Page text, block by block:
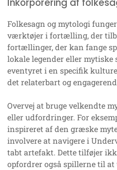
Inkorporering af
Folkesagn og mytologi
værktøjer i fortælling, der
fortællinger, der kan fange
lokale legender eller
eventyret i en specifik
det relaterbart og
Overvej at bruge velkendte
eller udfordringer. For
inspireret af den græske
involvere at navigere i
tabt artefakt. Dette tilføjer
opfordrer også spillerne til